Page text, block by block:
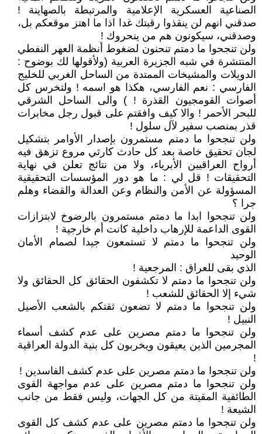
الصناعية العسكرية الإعلامية والمرتبطة بالصهاينة !
صدقني انهم لن ينقذوا رقبتك غدا اذا ما اهتز موقعكم بل،
وصدقني، سيكونون هم من ينحروك !
ولن تنجحوا ما دمتم تنحنون لضغوط أنظمة العهر النفطي
المنتشرة في شبه الجزيرة العربية (ولأقولها لك بوضوح :
الدويلات والمشيخات الممتدة من الساحل الغربي للخليج
الفارسي : نعم الفارسي، هكذا هو اسمه ! ولتخرس كل
أصوات القومجيون القذرة ! ) والى الساحل الشرقي
للبحر الأحمر ! والا كيف وافقتم على قبول رجل مخابرات
قذر بمنصب سفير لآل سلول !
ولن تنجحوا ما دمتم مستمرون بإصدار الأوامر بتشكيل
لجان تحقيق خاصة بعد كل حادث كارثي مروع تزهق فيه
أرواح العراقيين الأبرياء، ولا من نتائج تعلن في نهاية
التحقيقات ! قل لي : ما هو دور المؤسسات التحقيقية
المسؤولة عن الأمن والنظام وعن العدالة والقضاء وهلم
جرا ؟
ولن تنجحوا ابدا ما دمتم مستمرون بالرضوخ لابتزازات
القوى الداعمة للإرهاب داخلية كانت أم خارجية !
ولن تنجحوا ما دمتم لا تستمعون جيدا لصمام الأمان
الوحيد
الذي بقى للعراق : المرجعية !
ولن تنجحوا ما دمتم لا تكشفون الحقائق كل الحقائق ولا
شيء إلا الحقائق للشعب !
ولن تنجحوا ما دمتم لا تضعون ثقتكم بالشعب الأصيل
النبيل !
ولن تنجحوا ما دمتم مصرين على عدم كشف أسماء
المجرمين الذين يعيقون ويخربون كل بنية الدولة العراقية
!
ولن تنجحوا ما دمتم مصرين على عدم كشف الفاسدين !
ولن تنجحوا ما دمتم مصرين على عدم مواجهة القوى
الطائفية المقيتة من كل الجهات، وليس فقط من جانب
الشيعة !
ولن تنجحوا ما دمتم مصرين على عدم كشف كل القوى